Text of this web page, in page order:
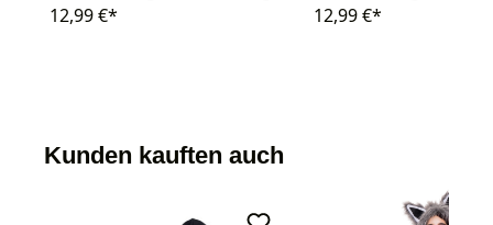
12,99 €* 12,99 €*
Kunden kauften auch